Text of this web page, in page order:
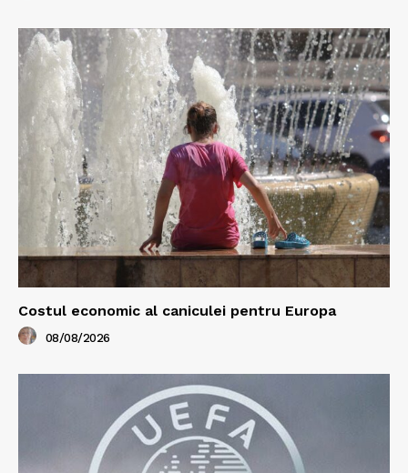
Costul economic al caniculei pentru Europa
08/08/2026